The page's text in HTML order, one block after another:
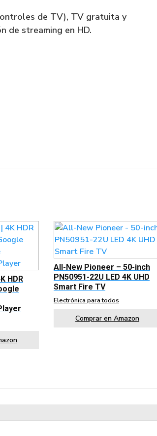
de TV), TV gratuita y
de streaming en HD.
HDR
All-New Pioneer – 50-inch
PN50951-22U LED 4K UHD
Smart Fire TV
Electrónica para todos
Comprar en Amazon